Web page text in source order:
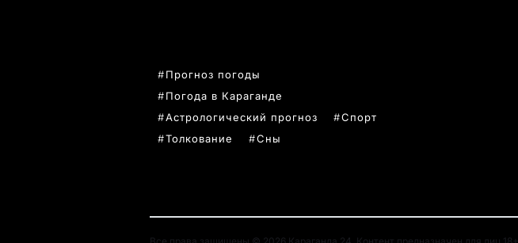
Прогноз погоды
Погода в Караганде
Астрологический прогноз
Спорт
Толкование
Сны
Все права защищены © 2026 Караганда 24. Контент предназначен для лиц 18+.